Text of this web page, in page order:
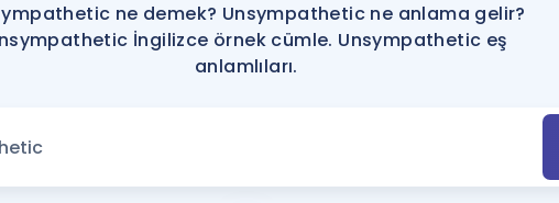
YDS ve YÖKDİL'e
Eğitim ve Kitaplara Özel
ne demek? Unsympathetic ne anlama gelir?
İngilizce örnek cümle. Unsympathetic eş
anlamlıları.